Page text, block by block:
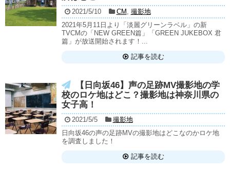
2021/5/10 CM
撮影地
2021年5月11日より「淡麗グリーンラベル」の新
TVCMの「NEW GREEN篇」「GREEN JUKEBOX 君
篇」が放送開始されます！...
記事を読む
【日向坂46】声の足跡MV撮影地の学
校のロケ地はどこ？撮影地は神奈川県の
女子高！
2021/5/5
撮影地
日向坂46の声の足跡MVの撮影地はどこなのかロケ地
を調査しました！
記事を読む